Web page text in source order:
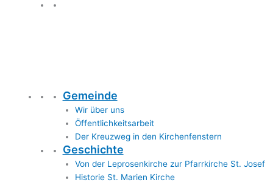
Gemeinde
Wir über uns
Öffentlichkeitsarbeit
Der Kreuzweg in den Kirchenfenstern
Geschichte
Von der Leprosenkirche zur Pfarrkirche St. Josef
Historie St. Marien Kirche